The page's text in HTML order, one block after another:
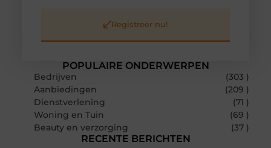
POPULAIRE ONDERWERPEN
Bedrijven
(303 )
Aanbiedingen
(209 )
Dienstverlening
(71 )
Woning en Tuin
(69 )
Beauty en verzorging
(37 )
RECENTE BERICHTEN
Registreer nu!